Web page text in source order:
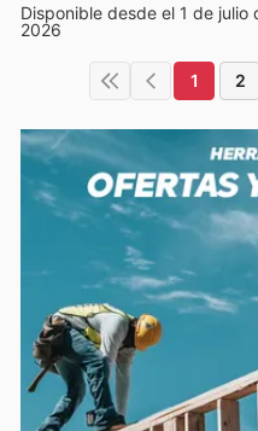
Disponible desde el 1 de
2026
1 2